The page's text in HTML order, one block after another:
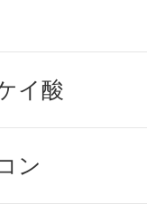
イ酸
ン